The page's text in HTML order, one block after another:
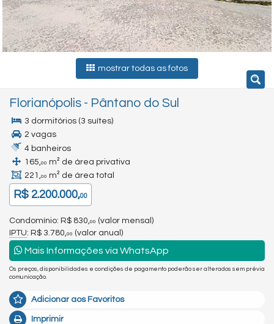
mostrar todas as fotos
Florianópolis - Pântano do Sul
3 dormitórios (3 suítes)
2 vagas
4 banheiros
165,00 m² de área privativa
221,00 m² de área total
R$ 2.200.000,00
Condomínio: R$ 830,00 (valor mensal)
IPTU: R$ 3.780,00 (valor anual)
Mais Informações via WhatsApp
Os preços, disponibilidades e condições de pagamento poderão ser alterados sem prévia
comunicação.
Adicionar aos Favoritos
Imprimir